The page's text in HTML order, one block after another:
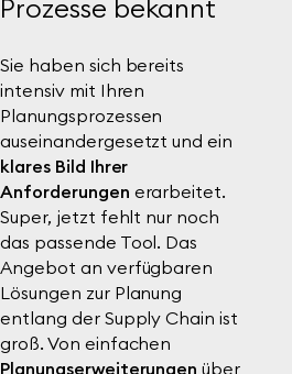
Prozesse bekannt
Sie haben sich bereits
intensiv mit Ihren
Planungsprozessen
auseinandergesetzt und ein
klares Bild Ihrer
Anforderungen erarbeitet.
Super, jetzt fehlt nur noch
das passende Tool. Das
Angebot an verfügbaren
Lösungen zur Planung
entlang der Supply Chain ist
groß. Von einfachen
Planungserweiterungen über